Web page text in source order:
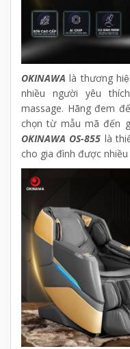
OKINAWA là thương
nhiều người yêu
massage. Hãng đem
chọn từ mẫu mã đến
OKINAWA OS-855 là
cho gia đình được